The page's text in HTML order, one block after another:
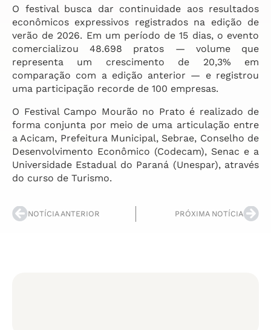
O festival busca dar continuidade aos resultados
econômicos expressivos registrados na edição de
verão de 2026. Em um período de 15 dias, o evento
comercializou 48.698 pratos — volume que
representa um crescimento de 20,3% em
comparação com a edição anterior — e registrou
uma participação recorde de 100 empresas.
O Festival Campo Mourão no Prato é realizado de
forma conjunta por meio de uma articulação entre
a Acicam, Prefeitura Municipal, Sebrae, Conselho de
Desenvolvimento Econômico (Codecam), Senac e a
Universidade Estadual do Paraná (Unespar), através
do curso de Turismo.
NOTÍCIA ANTERIOR PRÓXIMA NOTÍCIA